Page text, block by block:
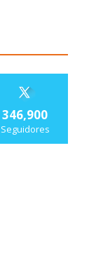
346,900
Seguidores